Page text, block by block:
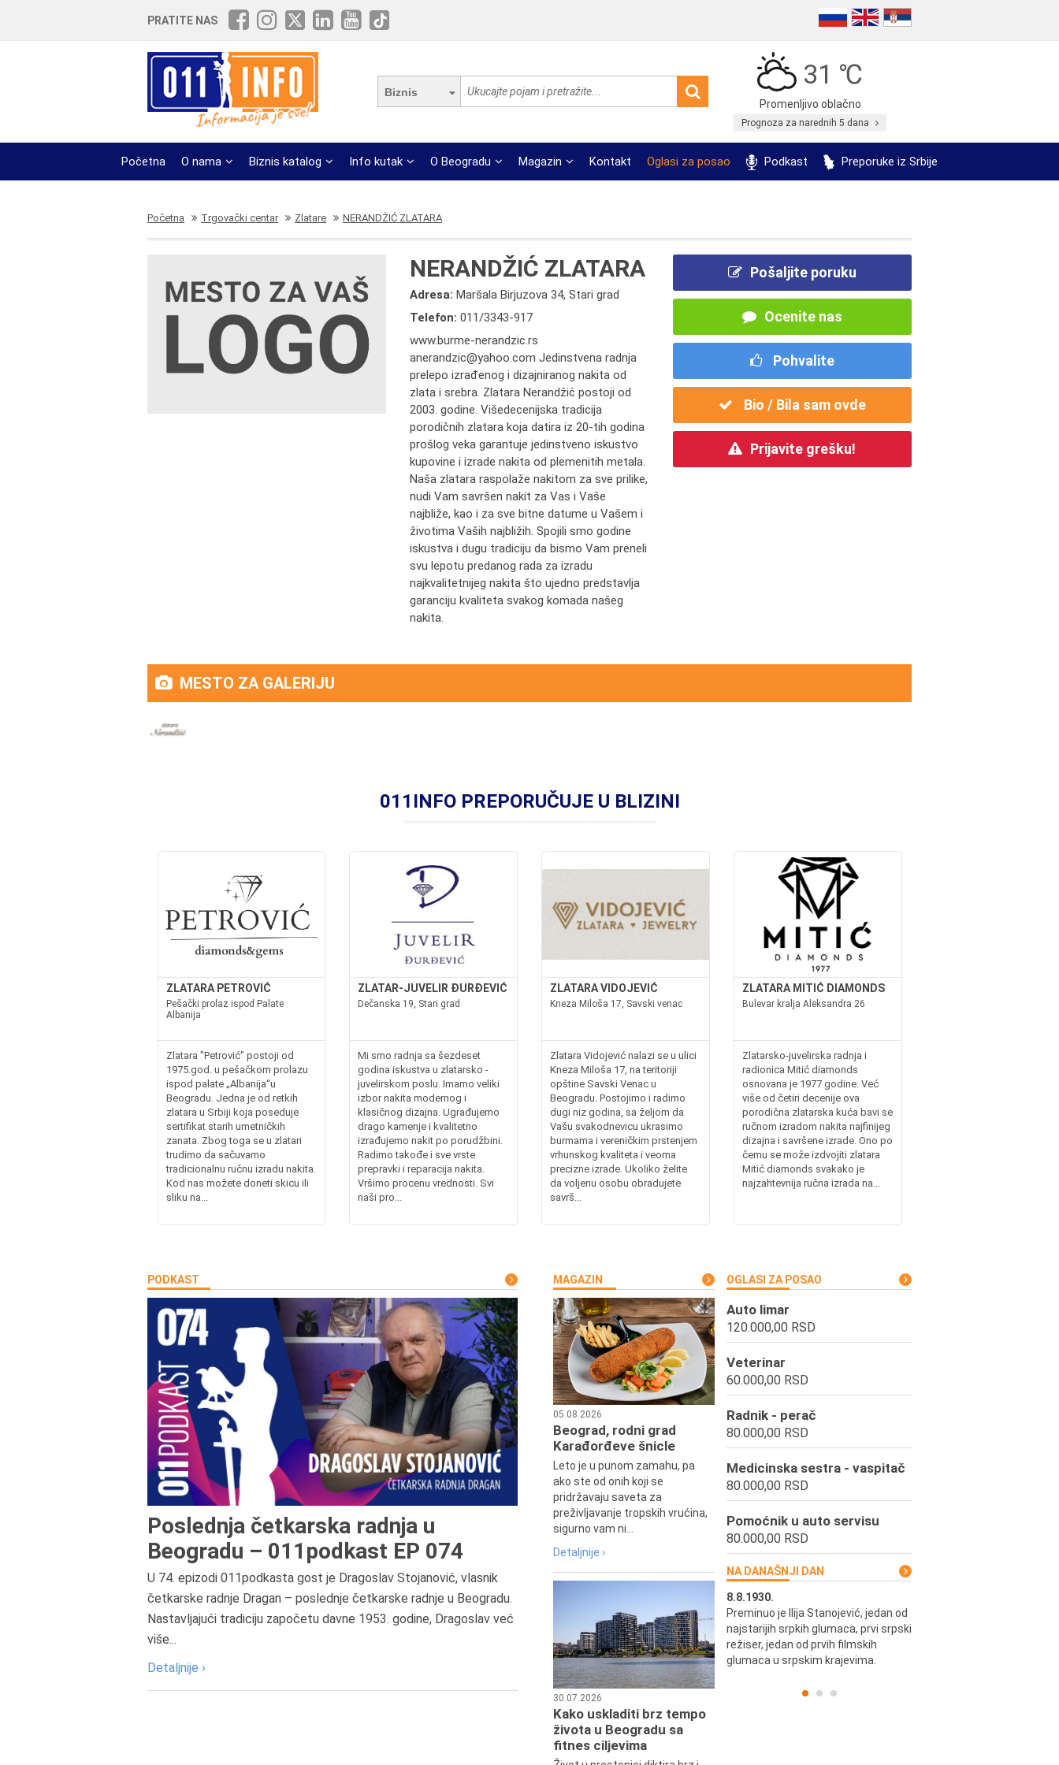
PRATITE NAS
Biznis
31 ℃
Promenljivo oblačno
Prognoza za narednih 5 dana
Početna O nama Biznis katalog Info kutak O Beogradu Magazin Kontakt Oglasi za posao Podkast Preporuke iz Srbije
Početna Trgovački centar Zlatare NERANDŽIĆ ZLATARA
NERANDŽIĆ ZLATARA
Adresa:Maršala Birjuzova 34, Stari grad
Telefon:011/3343-917
www.burme-nerandzic.rs
anerandzic@yahoo.com Jedinstvena radnja
prelepo izrađenog i dizajniranog nakita od
zlata i srebra. Zlatara Nerandžić postoji od
2003. godine. Višedecenijska tradicija
porodičnih zlatara koja datira iz 20-tih godina
prošlog veka garantuje jedinstveno iskustvo
kupovine i izrade nakita od plemenitih metala.
Naša zlatara raspolaže nakitom za sve prilike,
nudi Vam savršen nakit za Vas i Vaše
najbliže, kao i za sve bitne datume u Vašem i
životima Vaših najbližih. Spojili smo godine
iskustva i dugu tradiciju da bismo Vam preneli
svu lepotu predanog rada za izradu
najkvalitetnijeg nakita što ujedno predstavlja
garanciju kvaliteta svakog komada našeg
nakita.
Pošaljite poruku
Ocenite nas
Pohvalite
Bio / Bila sam ovde
Prijavite grešku!
MESTO ZA GALERIJU
011INFO PREPORUČUJE U BLIZINI
ZLATARA PETROVIĆ
Pešački prolaz ispod Palate
Albanija
Zlatara "Petrović" postoji od
1975.god. u pešačkom prolazu
ispod palate „Albanija“u
Beogradu. Jedna je od retkih
zlatara u Srbiji koja poseduje
sertifikat starih umetničkih
zanata. Zbog toga se u zlatari
trudimo da sačuvamo
tradicionalnu ručnu izradu nakita.
Kod nas možete doneti skicu ili
sliku na...
ZLATAR-JUVELIR ĐURĐEVIĆ
Dečanska 19, Stari grad
Mi smo radnja sa šezdeset
godina iskustva u zlatarsko -
juvelirskom poslu. Imamo veliki
izbor nakita modernog i
klasičnog dizajna. Ugrađujemo
drago kamenje i kvalitetno
izrađujemo nakit po porudžbini.
Radimo takođe i sve vrste
prepravki i reparacija nakita.
Vršimo procenu vrednosti. Svi
naši pro...
ZLATARA VIDOJEVIĆ
Kneza Miloša 17, Savski venac
Zlatara Vidojević nalazi se u ulici
Kneza Miloša 17, na teritoriji
opštine Savski Venac u
Beogradu. Postojimo i radimo
dugi niz godina, sa željom da
Vašu svakodnevicu ukrasimo
burmama i vereničkim prstenjem
vrhunskog kvaliteta i veoma
precizne izrade. Ukoliko želite
da voljenu osobu obradujete
savrš...
ZLATARA MITIĆ DIAMONDS
Bulevar kralja Aleksandra 26
Zlatarsko-juvelirska radnja i
radionica Mitić diamonds
osnovana je 1977 godine. Već
više od četiri decenije ova
porodična zlatarska kuća bavi se
ručnom izradom nakita najfinijeg
dizajna i savršene izrade. Ono po
čemu se može izdvojiti zlatara
Mitić diamonds svakako je
najzahtevnija ručna izrada na...
PODKAST
Poslednja četkarska radnja u
Beogradu – 011podkast EP 074
U 74. epizodi 011podkasta gost je Dragoslav Stojanović, vlasnik
četkarske radnje Dragan – poslednje četkarske radnje u Beogradu.
Nastavljajući tradiciju započetu davne 1953. godine, Dragoslav već
više...
Detaljnije ›
MAGAZIN
05.08.2026
Beograd, rodni grad
Karađorđeve šnicle
Leto je u punom zamahu, pa
ako ste od onih koji se
pridržavaju saveta za
preživljavanje tropskih vrućina,
sigurno vam ni...
Detaljnije ›
30.07.2026
Kako uskladiti brz tempo
života u Beogradu sa
fitnes ciljevima
OGLASI ZA POSAO
Auto limar
120.000,00 RSD
Veterinar
60.000,00 RSD
Radnik - perač
80.000,00 RSD
Medicinska sestra - vaspitač
80.000,00 RSD
Pomoćnik u auto servisu
80.000,00 RSD
NA DANAŠNJI DAN
Preminuo je Dejan Kosanović,
istoričar filma, filmski reditelj,
profesor i dekan Fakulteta dramskih
umetnosti u Beogradu.
8.8.1930.
Preminuo je Ilija Stanojević, jedan od
najstarijih srpkih glumaca, prvi srpski
režiser, jedan od prvih filmskih
glumaca u srpskim krajevima.